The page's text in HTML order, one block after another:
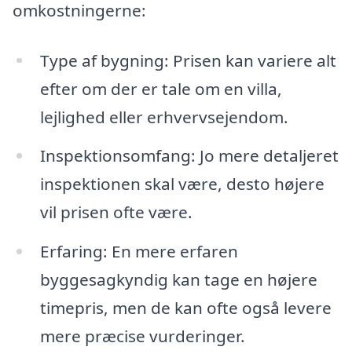
omkostningerne:
Type af bygning: Prisen kan variere alt
efter om der er tale om en villa,
lejlighed eller erhvervsejendom.
Inspektionsomfang: Jo mere detaljeret
inspektionen skal være, desto højere
vil prisen ofte være.
Erfaring: En mere erfaren
byggesagkyndig kan tage en højere
timepris, men de kan ofte også levere
mere præcise vurderinger.